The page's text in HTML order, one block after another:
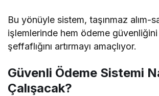
Bu yönüyle sistem, taşınmaz alım-
işlemlerinde hem ödeme
şeffaflığını artırmayı amaçlıyor.
Güvenli Ödeme Sistemi
Çalışacak?